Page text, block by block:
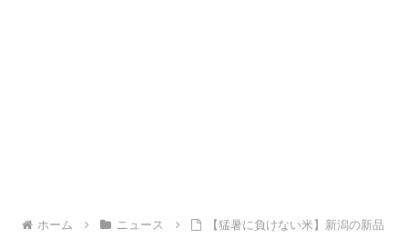
ホーム ニュース
【猛暑に負けない米】新潟の新品